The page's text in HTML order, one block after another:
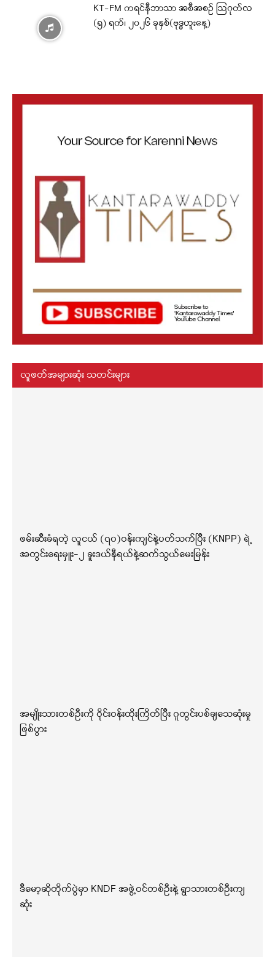
KT-FM ကရင်နီဘာသာ အစီအစဉ် ဩဂုတ်လ
(၅) ရက်၊ ၂၀၂၆ ခုနှစ်(ဗုဒ္ဓဟူးနေ့)
လူဖတ်အများဆုံး သတင်းများ
ဖမ်းဆီးခံရတဲ့ လူငယ် (၇၀)ဝန်းကျင်နဲ့ပတ်သက်ပြီး (KNPP) ရဲ့
အတွင်းရေးမှူး-၂ ခူးဒယ်နီရယ်နဲ့ဆက်သွယ်မေးမြန်း
အမျိုးသားတစ်ဦးကို ဝိုင်းဝန်းထိုးကြိတ်ပြီး ဂူတွင်းပစ်ချသေဆုံးမှု
ဖြစ်ပွား
ဒီမော့ဆိုတိုက်ပွဲမှာ KNDF အဖွဲ့ဝင်တစ်ဦးနဲ့ ရွာသားတစ်ဦးကျ
ဆုံး